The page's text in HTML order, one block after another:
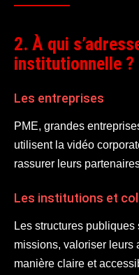
2. À qui
institutionnelle ?
Les entreprises
PME, grandes
utilisent la vidéo
rassurer leurs
Les institutions et
Les structures
missions, valoriser leurs
manière claire et